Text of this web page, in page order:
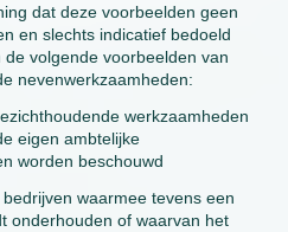
dat deze voorbeelden geen
en slechts indicatief bedoeld
volgende voorbeelden van
nevenwerkzaamheden:
werkzaamheden
eigen ambtelijke
worden beschouwd
waarmee tevens een
onderhouden of waarvan het